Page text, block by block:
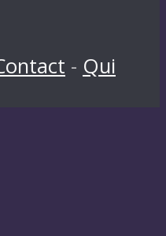
- Qui